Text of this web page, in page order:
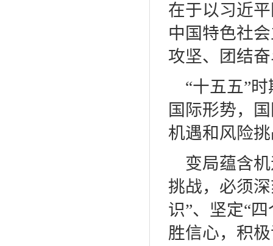
在于以习近
中国特色社
攻坚、团结
“十五五”
国际形势，
机遇和风险
变局蕴含
挑战，必须
识”、坚定“
胜信心，积